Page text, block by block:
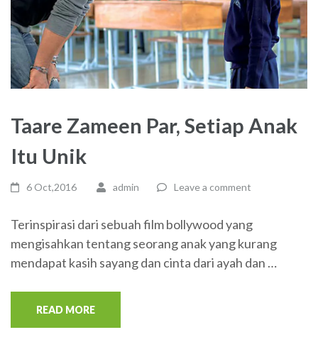
Taare Zameen Par, Setiap Anak
Itu Unik
6 Oct,2016 admin Leave a comment
Terinspirasi dari sebuah film bollywood yang
mengisahkan tentang seorang anak yang kurang
mendapat kasih sayang dan cinta dari ayah dan …
READ MORE